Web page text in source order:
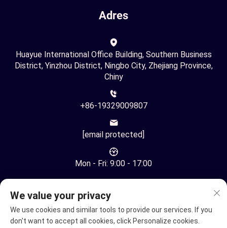
Adres
Huayue International Office Building, Southern Business
District, Yinzhou District, Ningbo City, Zhejiang Province,
Chiny
+86-19329009807
[email protected]
Mon - Fri: 9:00 - 17:00
We value your privacy
We use cookies and similar tools to provide our services. If you
don't want to accept all cookies, click Personalize cookies.